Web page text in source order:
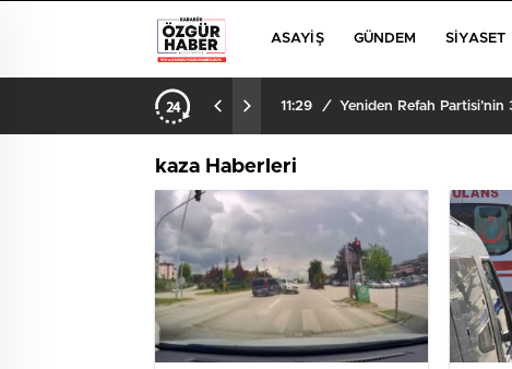
ASAYIŞ GÜNDEM SIYASET
11:29 / Yeniden Refah Partisi’nin
kaza Haberleri